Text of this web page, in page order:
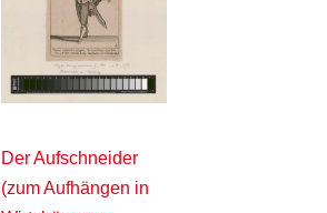
Der Aufschneider
(zum Aufhängen in